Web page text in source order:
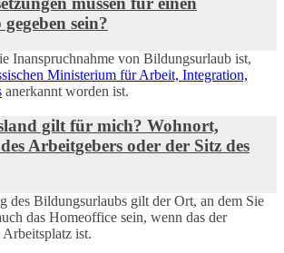
sein?
Inanspruchnahme von Bildungsurlaub ist,
Ministerium für Arbeit, Integration,
anerkannt worden ist.
gilt für mich? Wohnort,
Arbeitgebers oder der Sitz des
des Bildungsurlaubs gilt der Ort, an dem Sie
das Homeoffice sein, wenn das der
ist.